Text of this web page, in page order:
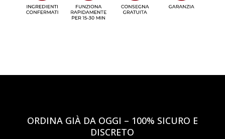
ORDINA GIÀ DA OGGI – 100% SICURO E
DISCRETO